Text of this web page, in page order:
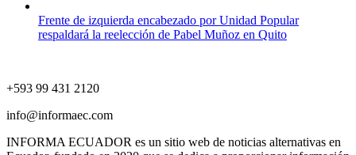
Frente de izquierda encabezado por Unidad Popular
respaldará la reelección de Pabel Muñoz en Quito
+593 99 431 2120
info@informaec.com
INFORMA ECUADOR es un sitio web de noticias alternativas en